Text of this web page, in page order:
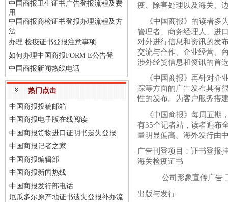
中国商报卫生证书广告登报流程及费
用
中国商报商检证书登报办理流程及方
法
办理 检疫证书登报注意事项
如何办理中国商报FORM E公告登
中国商报新闻热线电话
热门点击
中国商报投稿邮箱
中国商报电子版在线阅读
中国商报货物进口证明书遗失登报
中国商报记者之家
中国商报编辑部
中国商报新闻热线
中国商报发行部电话
厄瓜多尔原产地证书遗失登报补办流
疫、除害处理以及海关、
《中国商报》的读者多
管理者、商务经理人、进
对外进行信息和资讯的发
交流与合作、企业经营、
涉外经贸信息和资讯的首
《中国商报》再针对企
踪等方面的广告发布具有
性的发布。为客户服务搭
《中国商报》每周五期
有35个记者站，读者遍布
量明显偏高。海外发行由
广告刊登项目：证书登
海关检疫证书
公司形象宣传广告 工
出版与发行